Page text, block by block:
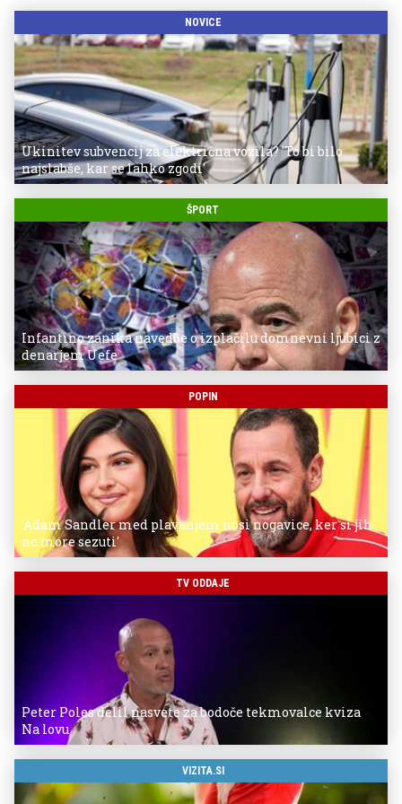
NOVICE
Ukinitev subvencij za električna vozila? 'To bi bilo
najslabše, kar se lahko zgodi'
ŠPORT
Infantino zanika navedbe o izplačilu domnevni ljubici z
denarjem Uefe
POPIN
'Adam Sandler med plavanjem nosi nogavice, ker si jih
ne more sezuti'
TV ODDAJE
Peter Poles delil nasvete za bodoče tekmovalce kviza
Na lovu
VIZITA.SI